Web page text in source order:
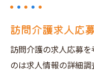
訪問介護求人応
訪問介護の求人応募
のは求人情報の詳細